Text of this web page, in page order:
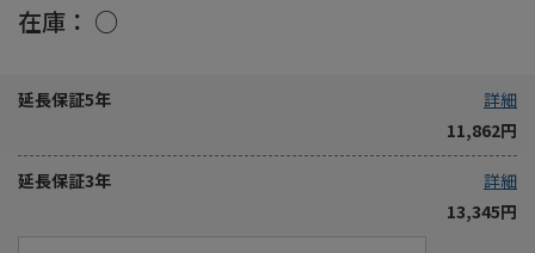
在庫： ○
延長保証5年
詳細
11,862円
延長保証3年
詳細
13,345円